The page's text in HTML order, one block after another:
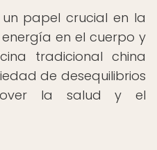
papel crucial en la
en el cuerpo y
tradicional china
de desequilibrios
la salud y el